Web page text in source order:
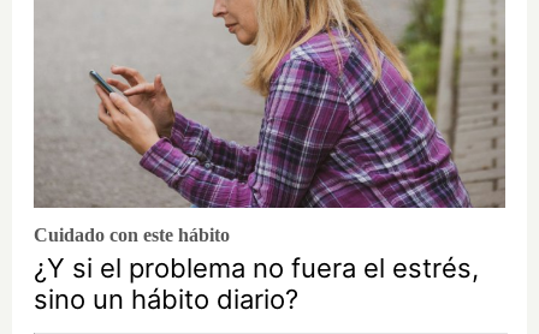
Cuidado con este hábito
¿Y si el problema no fuera el estrés,
sino un hábito diario?